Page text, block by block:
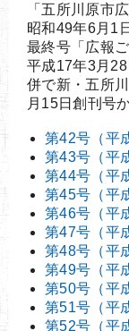
「五所川原市
昭和49年6月1
最終号「広報
平成17年3月
併で新・五所
月15日創刊号
第42号（平
第43号（平
第44号（平
第45号（平
第46号（平
第47号（平
第48号（平
第49号（平
第50号（平
第51号（平
第52号（平